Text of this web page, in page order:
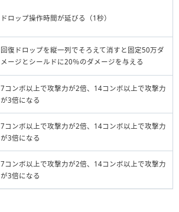
ドロップ操作時間が延びる（1秒）
回復ドロップを縦一列でそろえて消すと固定50万ダ
メージとシールドに20％のダメージを与える
7コンボ以上で攻撃力が2倍、14コンボ以上で攻撃力
が3倍になる
7コンボ以上で攻撃力が2倍、14コンボ以上で攻撃力
が3倍になる
7コンボ以上で攻撃力が2倍、14コンボ以上で攻撃力
が3倍になる